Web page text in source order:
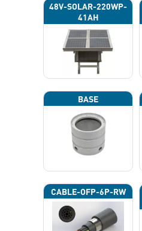
48V-SOLAR-220WP-
41AH
BASE
CABLE-OFP-6P-RW